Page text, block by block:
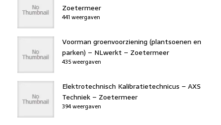
Zoetermeer
441 weergaven
Voorman groenvoorziening (plantsoenen en
parken) – NLwerkt – Zoetermeer
435 weergaven
Elektrotechnisch Kalibratietechnicus – AXS
Techniek – Zoetermeer
394 weergaven